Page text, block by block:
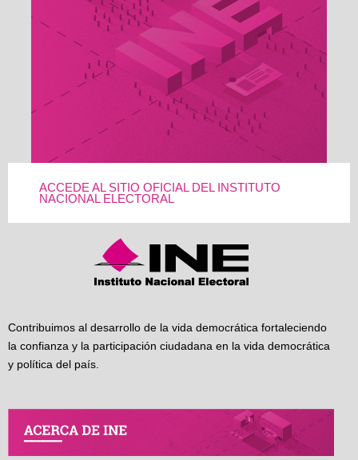
ACCEDE AL SITIO OFICIAL DEL INSTITUTO
NACIONAL ELECTORAL
Contribuimos al desarrollo de la vida democrática fortaleciendo
la confianza y la participación ciudadana en la vida democrática
y política del país.